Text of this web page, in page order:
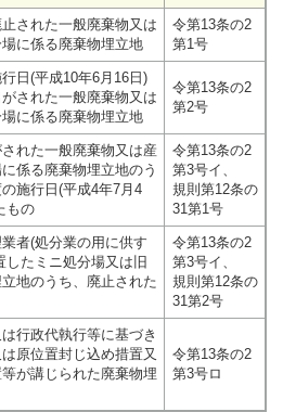
された一般廃棄物又は
に係る廃棄物埋立地
令第13条の2
第1号
日(平成10年6月16日)
された一般廃棄物又は
に係る廃棄物埋立地
令第13条の2
第2号
れた一般廃棄物又は産
係る廃棄物埋立地のう
施行日(平成4年7月4
もの
令第13条の2
第3号イ、
規則第12条の
31第1号
者(処分業の用に供す
したミニ処分場又は旧
地のうち、廃止された
令第13条の2
第3号イ、
規則第12条の
31第2号
行政代執行等に基づき
原位置封じ込め措置又
が講じられた廃棄物埋
令第13条の2
第3号ロ